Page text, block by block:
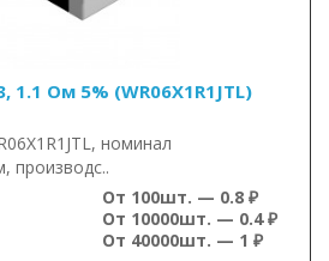
1.1 Ом 5% (WR06X1R1JTL)
номинал
производс..
От 100шт. — 0.8 ₽
От 10000шт. — 0.4 ₽
От 40000шт. — 1 ₽